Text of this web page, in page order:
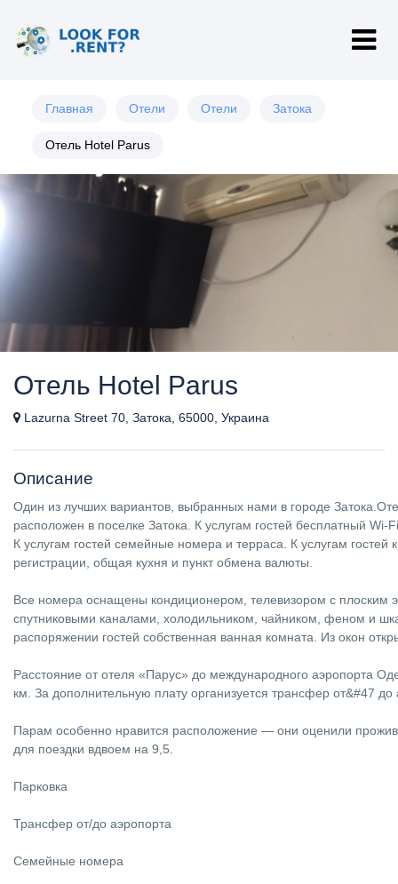
Главная Отели Отели Затока
Отель Hotel Parus
Отель Hotel Parus
Lazurna Street 70, Затока, 65000, Украина
Описание
Один из лучших вариантов, выбранных нами в городе
расположен в поселке Затока. К услугам гостей бесплатный Wi-
К услугам гостей семейные номера и терраса. К услугам гостей
регистрации, общая кухня и пункт обмена валюты.
Все номера оснащены кондиционером, телевизором с плоским
спутниковыми каналами, холодильником, чайником, феном и
распоряжении гостей собственная ванная комната. Из окон
Расстояние от отеля «Парус» до международного аэропорта
км. За дополнительную плату организуется трансфер от&#47 до
Парам особенно нравится расположение — они оценили
для поездки вдвоем на 9,5.
Парковка
Трансфер от/до аэропорта
Семейные номера